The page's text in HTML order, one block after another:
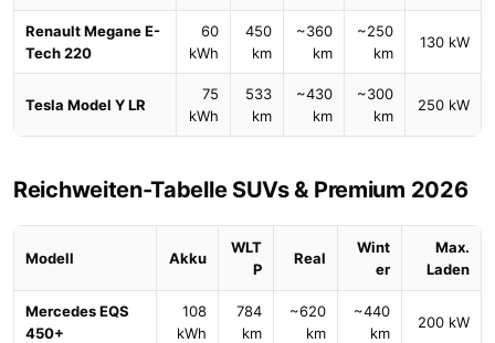
Renault Megane E-
Tech 220
60
kWh
450
km
~360
km
~250
km
130 kW
Tesla Model Y LR
75
kWh
533
km
~430
km
~300
km
250 kW
Reichweiten-Tabelle SUVs & Premium 2026
Modell Akku
WLT
P
Real
Wint
er
Max.
Laden
Mercedes EQS
450+
108
kWh
784
km
~620
km
~440
km
200 kW